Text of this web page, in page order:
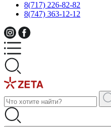
8(717) 226-82-82
8(747) 363-12-12